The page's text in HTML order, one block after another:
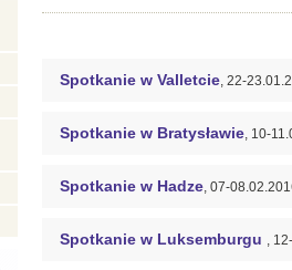
Spotkanie w Valletcie, 22-
Spotkanie w Bratysławie, 10-
Spotkanie w Hadze, 07-
Spotkanie w Luksemburgu ,